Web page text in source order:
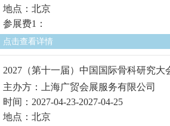
地点：北京
参展费1：
点击查看详情
2027（第十一届）中国国际骨科研究大
主办方：上海广贸会展服务有限公司
时间：2027-04-23-2027-04-25
地点：北京